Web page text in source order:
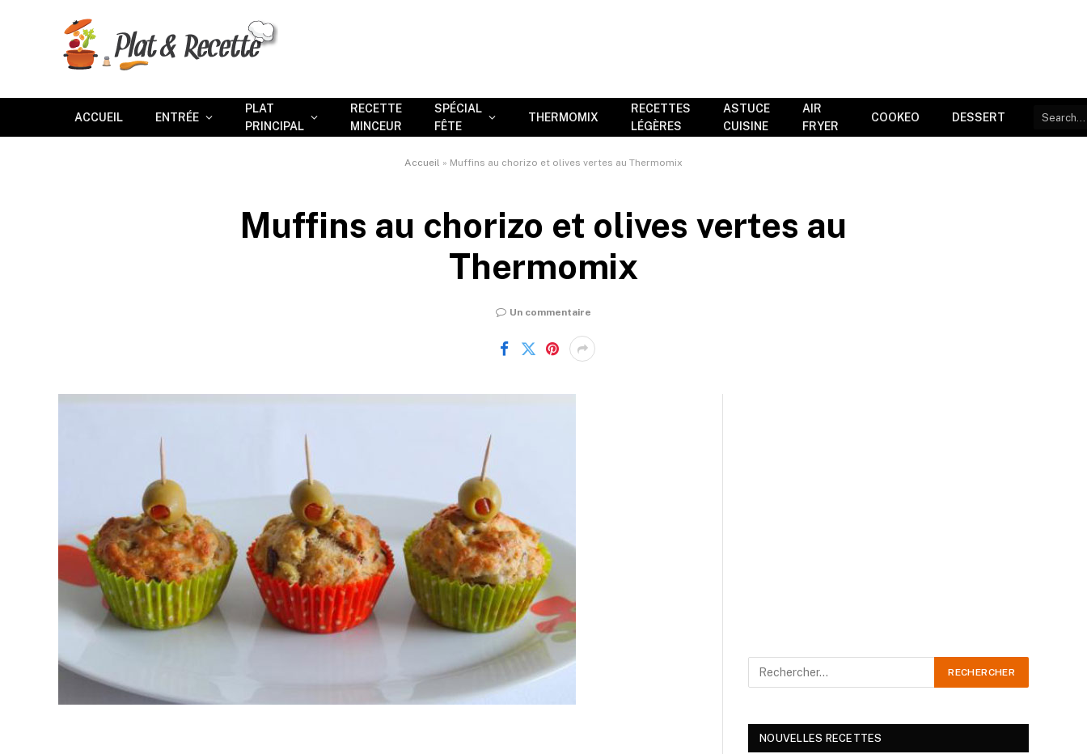
ACCUEIL ENTRÉE
PLAT
PRINCIPAL
RECETTE
MINCEUR
SPÉCIAL
FÊTE
THERMOMIX
RECETTES
LÉGÈRES
ASTUCE
CUISINE
AIR
FRYER
COOKEO DESSERT
Accueil » Muffins au chorizo et olives vertes au Thermomix
Muffins au chorizo et olives vertes au
Thermomix
Un commentaire
NOUVELLES RECETTES